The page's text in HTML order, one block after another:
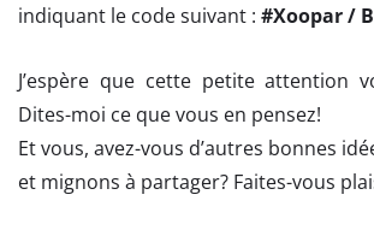
indiquant le code suivant : #Xoopar /
J’espère que cette petite attention
Dites-moi ce que vous en pensez!
Et vous, avez-vous d’autres bonnes
et mignons à partager? Faites-vous